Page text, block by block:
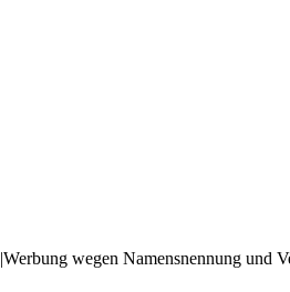
|Werbung wegen Namensnennung und